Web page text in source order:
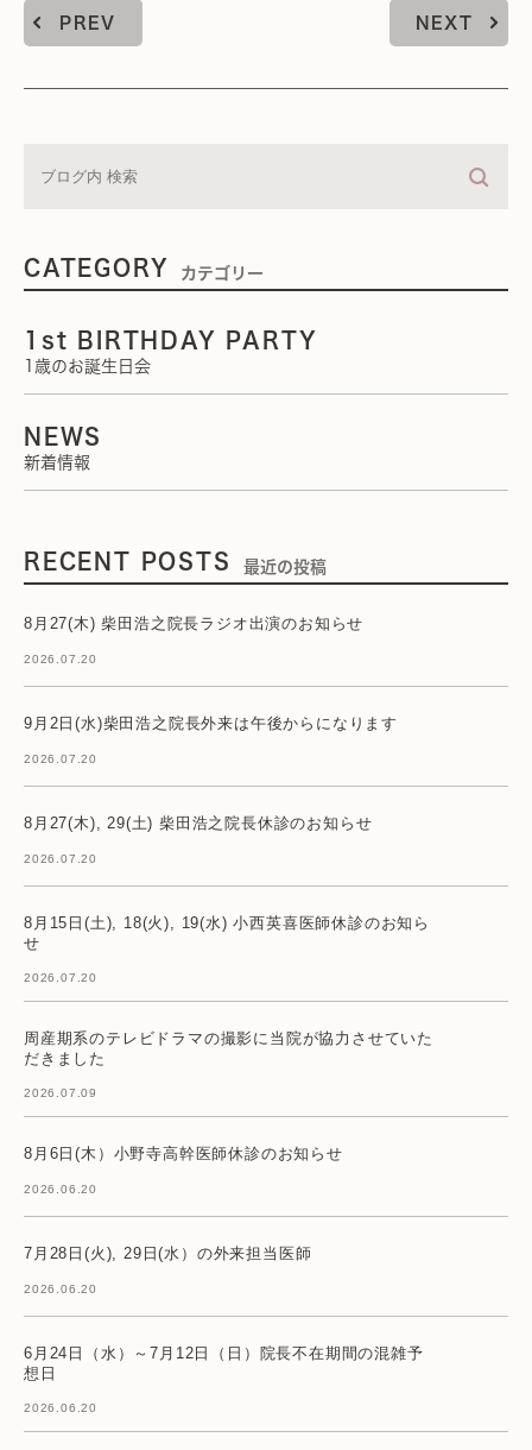
PREV NEXT
CATEGORY カテゴリー
1st BIRTHDAY PARTY
1歳のお誕生日会
NEWS
新着情報
RECENT POSTS 最近の投稿
8月27(木) 柴田浩之院長ラジオ出演のお知らせ
2026.07.20
9月2日(水)柴田浩之院長外来は午後からになります
2026.07.20
8月27(木), 29(土) 柴田浩之院長休診のお知らせ
2026.07.20
8月15日(土), 18(火), 19(水) 小西英喜医師休診のお知ら
せ
2026.07.20
周産期系のテレビドラマの撮影に当院が協力させていた
だきました
2026.07.09
8月6日(木）小野寺高幹医師休診のお知らせ
2026.06.20
7月28日(火), 29日(水）の外来担当医師
2026.06.20
6月24日（水）～7月12日（日）院長不在期間の混雑予
想日
2026.06.20